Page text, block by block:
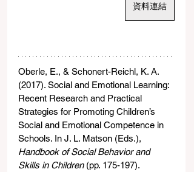
資料連結
Oberle, E., & Schonert-Reichl, K. A.
(2017). Social and Emotional Learning:
Recent Research and Practical
Strategies for Promoting Children’s
Social and Emotional Competence in
Schools. In J. L. Matson (Eds.),
Handbook of Social Behavior and
Skills in Children (pp. 175-197).